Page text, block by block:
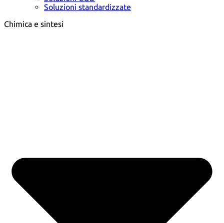
Soluzioni standardizzate
Chimica e sintesi